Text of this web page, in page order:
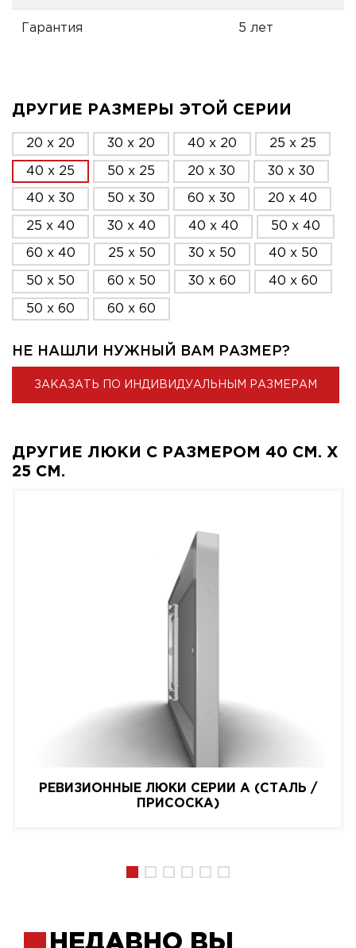
Гарантия 5 лет
ДРУГИЕ РАЗМЕРЫ ЭТОЙ СЕРИИ
20 x 20 30 x 20 40 x 20 25 x 25
40 x 25 50 x 25 20 x 30 30 x 30
40 x 30 50 x 30 60 x 30 20 x 40
25 x 40 30 x 40 40 x 40 50 x 40
60 x 40 25 x 50 30 x 50 40 x 50
50 x 50 60 x 50 30 x 60 40 x 60
50 x 60 60 x 60
НЕ НАШЛИ НУЖНЫЙ ВАМ РАЗМЕР?
ЗАКАЗАТЬ ПО ИНДИВИДУАЛЬНЫМ РАЗМЕРАМ
ДРУГИЕ ЛЮКИ С РАЗМЕРОМ 40 СМ. X
25 СМ.
РЕВИЗИОННЫЕ ЛЮКИ СЕРИИ A (СТАЛЬ /
ПРИСОСКА)
НЕДАВНО ВЫ